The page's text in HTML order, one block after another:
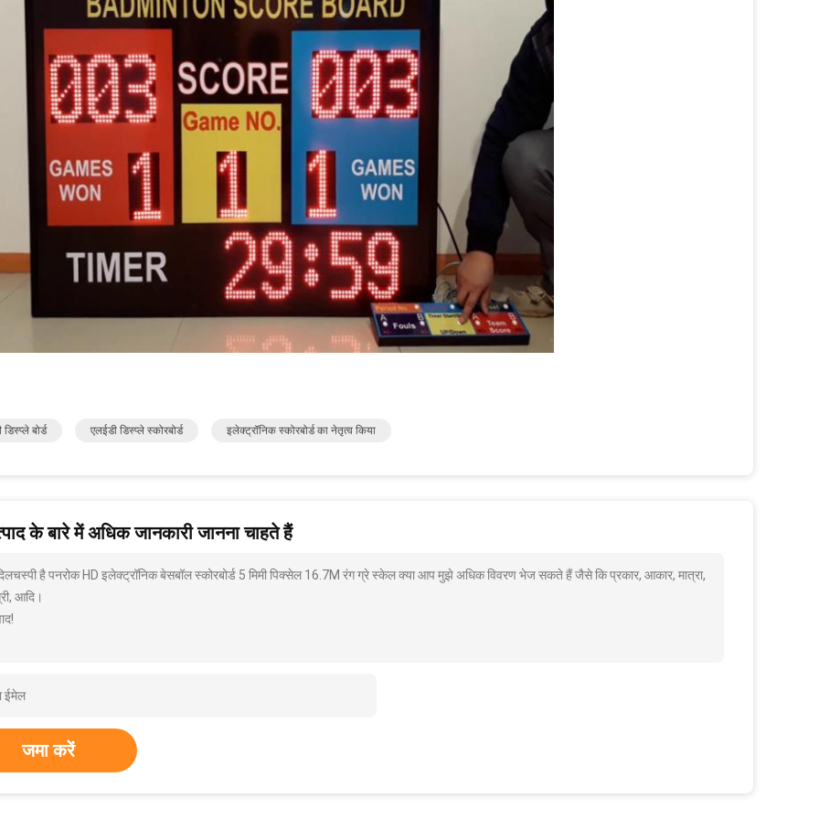
बोर्ड एलईडी डिस्प्ले स्कोरबोर्ड इलेक्ट्रॉनिक स्कोरबोर्ड का नेतृत्व किया
के बारे में अधिक जानकारी जानना चाहते हैं
है पनरोक HD इलेक्ट्रॉनिक बेसबॉल स्कोरबोर्ड 5 मिमी पिक्सेल 16.7M रंग ग्रे स्केल क्या आप मुझे अधिक विवरण भेज सकते हैं जैसे कि प्रकार, आकार, मात्रा,
आदि।
जमा करें